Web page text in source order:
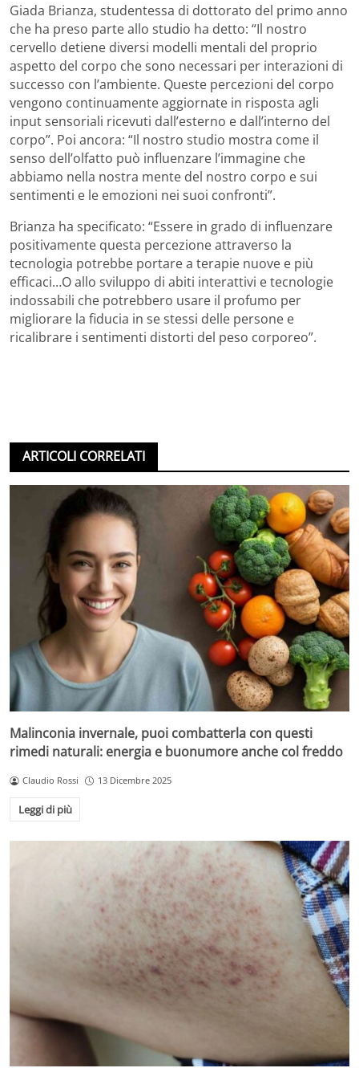
Giada Brianza, studentessa di dottorato del primo anno
che ha preso parte allo studio ha detto: “Il nostro
cervello detiene diversi modelli mentali del proprio
aspetto del corpo che sono necessari per interazioni di
successo con l’ambiente. Queste percezioni del corpo
vengono continuamente aggiornate in risposta agli
input sensoriali ricevuti dall’esterno e dall’interno del
corpo”. Poi ancora: “Il nostro studio mostra come il
senso dell’olfatto può influenzare l’immagine che
abbiamo nella nostra mente del nostro corpo e sui
sentimenti e le emozioni nei suoi confronti”.
Brianza ha specificato: “Essere in grado di influenzare
positivamente questa percezione attraverso la
tecnologia potrebbe portare a terapie nuove e più
efficaci…O allo sviluppo di abiti interattivi e tecnologie
indossabili che potrebbero usare il profumo per
migliorare la fiducia in se stessi delle persone e
ricalibrare i sentimenti distorti del peso corporeo”.
ARTICOLI CORRELATI
Malinconia invernale, puoi combatterla con questi
rimedi naturali: energia e buonumore anche col freddo
Claudio Rossi 13 Dicembre 2025
Leggi di più